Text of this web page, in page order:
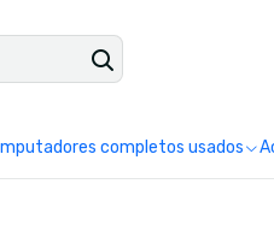
completos usados